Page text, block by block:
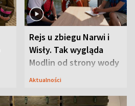
Rejs u zbiegu Narwi i
Wisły. Tak wygląda
Modlin od strony wody
Aktualności